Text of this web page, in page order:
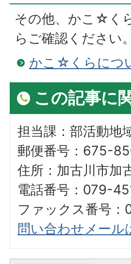
その他、かこ☆く
らご確認ください。
かこ☆くらにつ
この記事に
担当課：部活動地
郵便番号：675-
住所：加古川市加
電話番号：079-
ファックス番号
問い合わせメール